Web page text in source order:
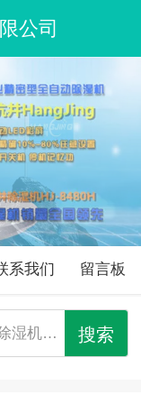
公司
系我们 留言板
湿机…